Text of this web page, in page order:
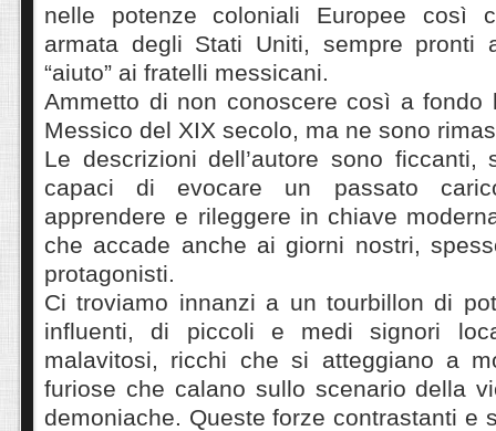
nelle potenze coloniali Europee così
armata degli Stati Uniti, sempre pronti
“aiuto” ai fratelli messicani.
Ammetto di non conoscere così a fondo
Messico del XIX secolo, ma ne sono
Le descrizioni dell’autore sono ficcanti,
capaci di evocare un passato
apprendere e rileggere in chiave
che accade anche ai giorni nostri,
protagonisti.
Ci troviamo innanzi a un tourbillon di
influenti, di piccoli e medi signori
malavitosi, ricchi che si atteggiano a
furiose che calano sullo scenario della
demoniache. Queste forze contrastanti e